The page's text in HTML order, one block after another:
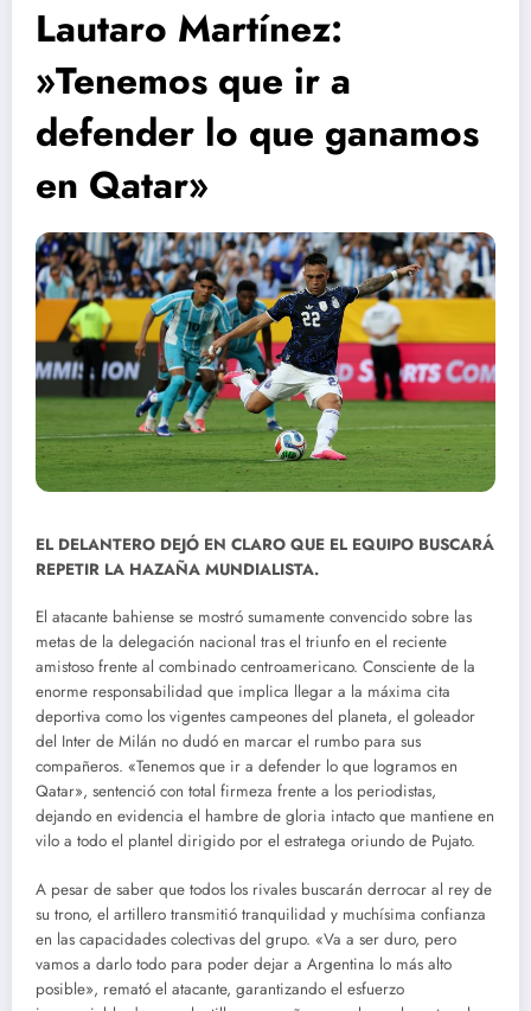
Lautaro Martínez:
»Tenemos que ir a
defender lo que ganamos
en Qatar»
EL DELANTERO DEJÓ EN CLARO QUE EL EQUIPO BUSCARÁ
REPETIR LA HAZAÑA MUNDIALISTA.
El atacante bahiense se mostró sumamente convencido sobre las
metas de la delegación nacional tras el triunfo en el reciente
amistoso frente al combinado centroamericano. Consciente de la
enorme responsabilidad que implica llegar a la máxima cita
deportiva como los vigentes campeones del planeta, el goleador
del Inter de Milán no dudó en marcar el rumbo para sus
compañeros. «Tenemos que ir a defender lo que logramos en
Qatar», sentenció con total firmeza frente a los periodistas,
dejando en evidencia el hambre de gloria intacto que mantiene en
vilo a todo el plantel dirigido por el estratega oriundo de Pujato.
A pesar de saber que todos los rivales buscarán derrocar al rey de
su trono, el artillero transmitió tranquilidad y muchísima confianza
en las capacidades colectivas del grupo. «Va a ser duro, pero
vamos a darlo todo para poder dejar a Argentina lo más alto
posible», remató el atacante, garantizando el esfuerzo